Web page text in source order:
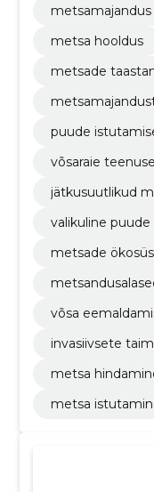
metsamajandus
metsa hooldus
metsade
puude
võsaraie
jätkusuutlikud
valikuline puude
metsade
võsa
invasiivsete
metsa
metsa